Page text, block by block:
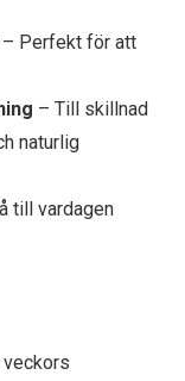
– Perfekt för att
– Till skillnad
naturlig
till vardagen